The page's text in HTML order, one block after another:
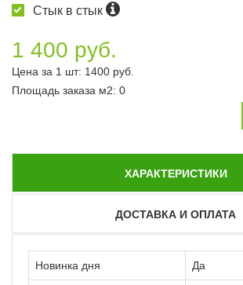
Стык в стык
1 400 руб.
Цена за 1 шт: 1400 руб.
Площадь заказа м2: 0
ХАРАКТЕРИСТИКИ
ДОСТАВКА И ОПЛАТА
Новинка дня Да